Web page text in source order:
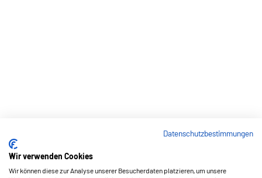
Datenschutzbestimmungen
Wir verwenden Cookies
Wir können diese zur Analyse unserer Besucherdaten platzieren, um unsere